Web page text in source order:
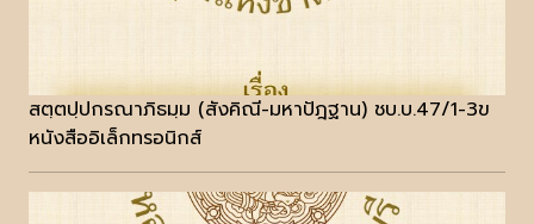
สตฺตปฺปกรณาภิธมฺม (สังคิณี-มหาปัฎฐาน) ชบ.บ.47/1-3ข
หนังสืออิเล็กทรอนิกส์